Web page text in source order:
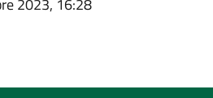
2023, 16:28